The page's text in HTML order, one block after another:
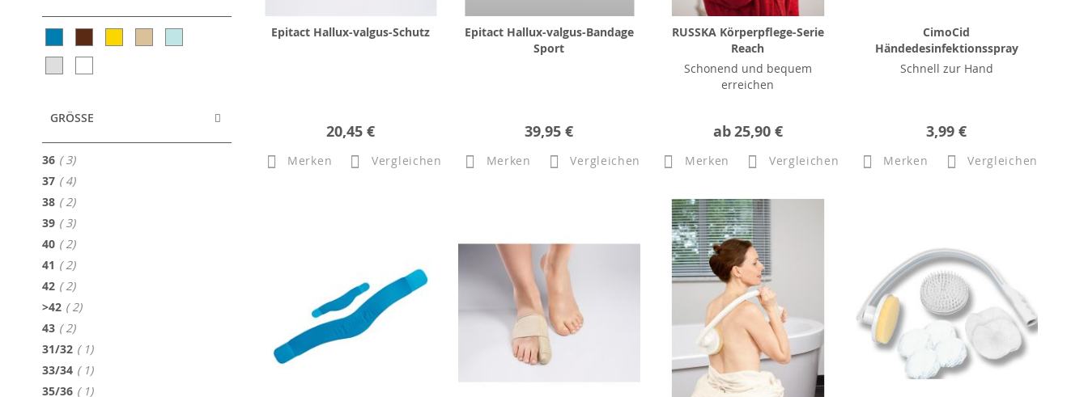
Epitact Hallux-valgus-Schutz
20,45 €
Merken Vergleichen
Epitact Hallux-valgus-Bandage
Sport
39,95 €
Merken Vergleichen
RUSSKA Körperpflege-Serie
Reach
Schonend und bequem
erreichen
ab25,90 €
Merken Vergleichen
CimoCid
Händedesinfektionsspray
Schnell zur Hand
3,99 €
Merken Vergleichen
GRÖSSE
36 3Artikel
37 4Artikel
38 2Artikel
39 3Artikel
40 2Artikel
41 2Artikel
42 2Artikel
>42 2Artikel
43 2Artikel
31/32 1Artikel
33/34 1Artikel
35/36 1Artikel